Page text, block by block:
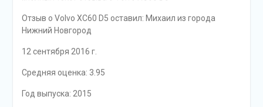
Отзыв o Volvo XC60 D5 оставил: Михаил из города
Нижний Новгород
12 сентября 2016 г.
Средняя оценка: 3.95
Год выпуска: 2015